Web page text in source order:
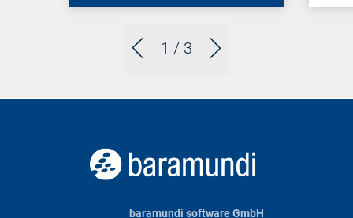
1 / 3
baramundi software GmbH